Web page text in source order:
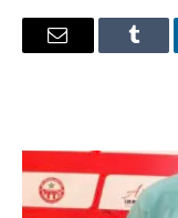
Tumblr
البريد